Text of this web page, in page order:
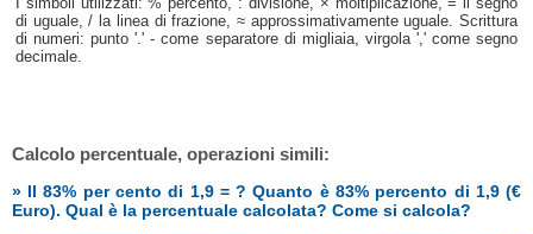
di uguale, / la linea di frazione, ≈ approssimativamente uguale. Scrittura
di numeri: punto '.' - come separatore di migliaia, virgola ',' come segno
decimale.
Calcolo percentuale, operazioni simili:
» Il 83% per cento di 1,9 = ? Quanto è 83% percento di 1,9 (€
Euro). Qual è la percentuale calcolata? Come si calcola?